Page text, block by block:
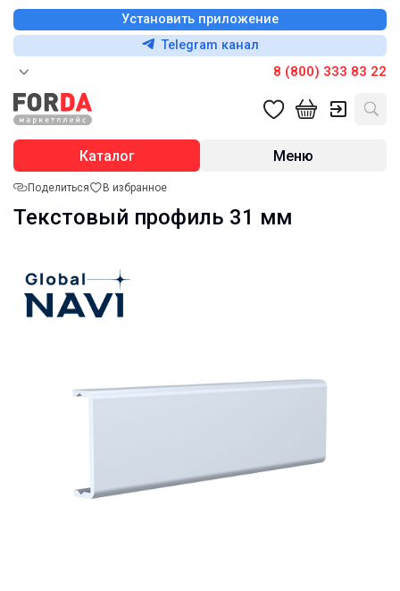
Установить приложение
Telegram канал
8 (800) 333 83 22
Каталог Меню
Поделиться В избранное
Текстовый профиль 31 мм